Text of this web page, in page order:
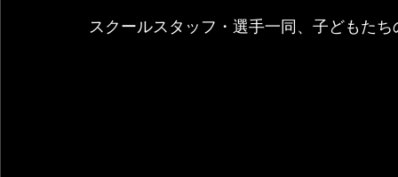
スクールスタッフ・選手一同、子どもた